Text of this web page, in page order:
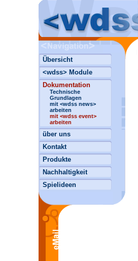
Übersicht
<wdss> Module
Dokumentation
Technische
Grundlagen
mit <wdss news>
arbeiten
mit <wdss event>
arbeiten
über uns
Kontakt
Produkte
Nachhaltigkeit
Spielideen